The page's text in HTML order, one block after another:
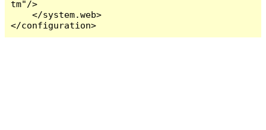
tm"/>
    </system.web>
</configuration>